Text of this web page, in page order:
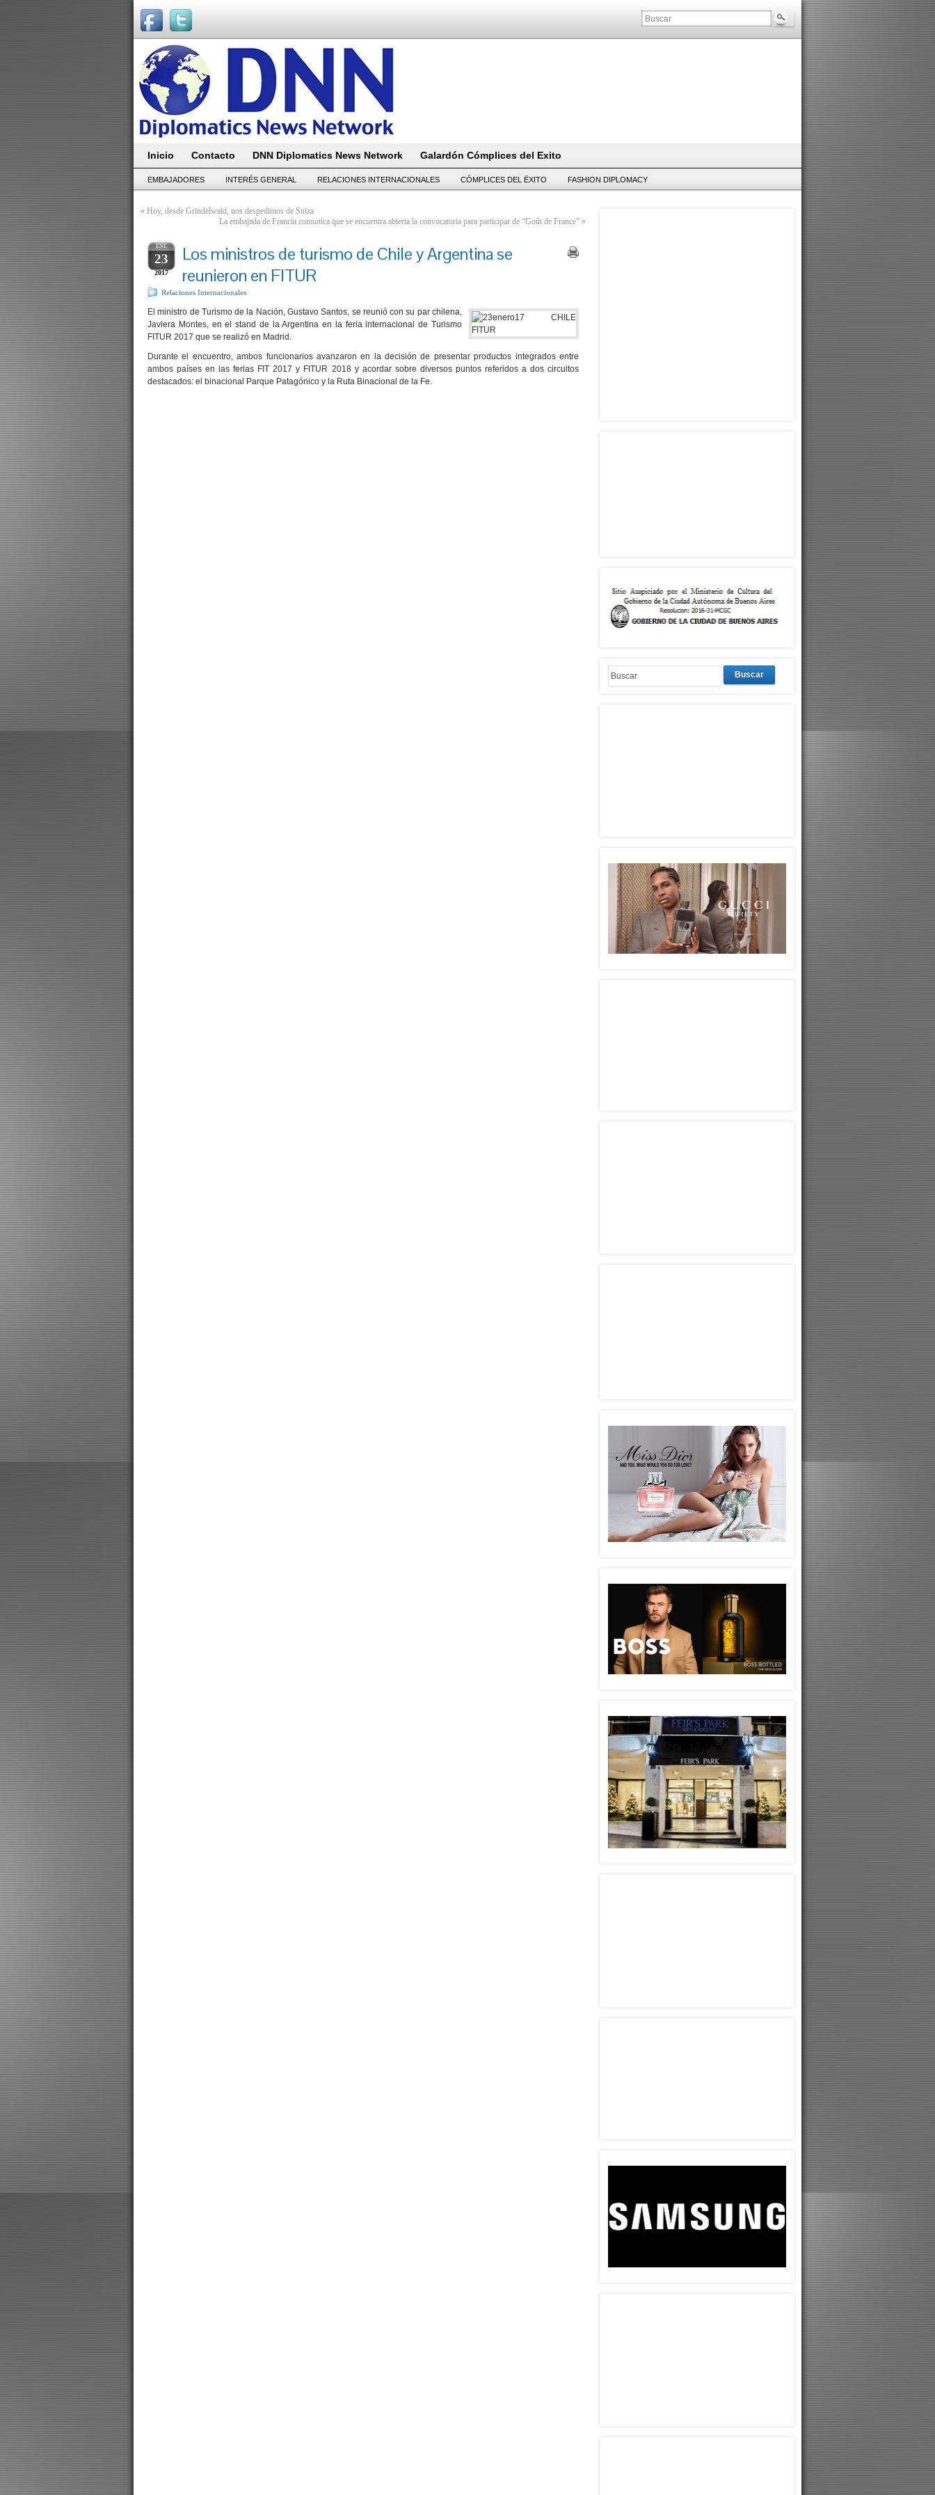
Inicio Contacto DNN Diplomatics News Network Galardón Cómplices del Exito
EMBAJADORES INTERÉS GENERAL RELACIONES INTERNACIONALES CÓMPLICES DEL ËXITO FASHION DIPLOMACY
« Hoy, desde Grindelwald, nos despedimos de Suiza
La embajada de Francia comunica que se encuentra abierta la convocatoria para participar de “Goût de France” »
ENE
23
2017
Los ministros de turismo de Chile y Argentina se
reunieron en FITUR
Relaciones Internacionales
El ministro de Turismo de la Nación, Gustavo Santos, se reunió con su par chilena,
Javiera Montes, en el stand de la Argentina en la feria internacional de Turismo
FITUR 2017 que se realizó en Madrid.
Durante el encuentro, ambos funcionarios avanzaron en la decisión de presentar productos integrados entre
ambos países en las ferias FIT 2017 y FITUR 2018 y acordar sobre diversos puntos referidos a dos circuitos
destacados: el binacional Parque Patagónico y la Ruta Binacional de la Fe.
Buscar